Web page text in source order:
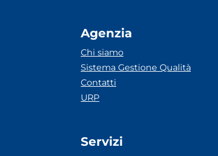
Agenzia
Chi siamo
Sistema Gestione Qualità
Contatti
URP
Servizi